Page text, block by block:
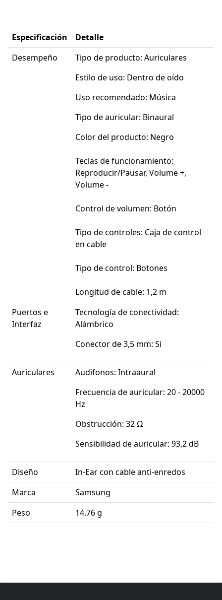
Especificación
Detalle
Desempeño
Tipo de producto: Auriculares
Estilo de uso: Dentro de oído
Uso recomendado: Música
Tipo de auricular: Binaural
Color del producto: Negro
Teclas de funcionamiento:
Reproducir/Pausar, Volume +,
Volume -
Control de volumen: Botón
Tipo de controles: Caja de control
en cable
Tipo de control: Botones
Longitud de cable: 1,2 m
Puertos e
Interfaz
Tecnología de conectividad:
Alámbrico
Conector de 3,5 mm: Si
Auriculares
Audifonos: Intraaural
Frecuencia de auricular: 20 - 20000
Hz
Obstrucción: 32 Ω
Sensibilidad de auricular: 93,2 dB
Diseño
In-Ear con cable anti-enredos
Marca
Samsung
Peso
14.76 g